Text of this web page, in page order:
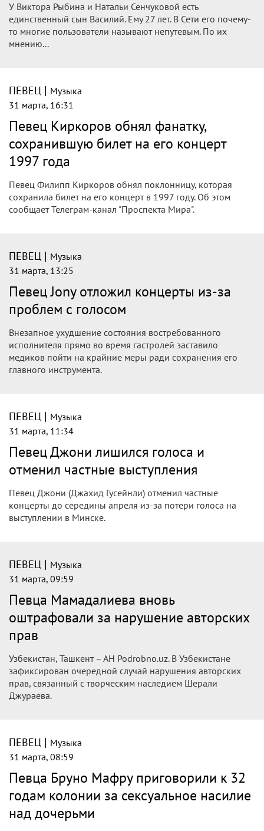
У Виктора Рыбина и Натальи Сенчуковой есть
единственный сын Василий. Ему 27 лет. В Сети его почему-
то многие пользователи называют непутевым. По их
мнению...
ПЕВЕЦ | Музыка
31 марта, 16:31
Певец Киркоров обнял фанатку,
сохранившую билет на его концерт
1997 года
Певец Филипп Киркоров обнял поклонницу, которая
сохранила билет на его концерт в 1997 году. Об этом
сообщает Телеграм-канал "Проспекта Мира".
ПЕВЕЦ | Музыка
31 марта, 13:25
Певец Jony отложил концерты из‑за
проблем с голосом
Внезапное ухудшение состояния востребованного
исполнителя прямо во время гастролей заставило
медиков пойти на крайние меры ради сохранения его
главного инструмента.
ПЕВЕЦ | Музыка
31 марта, 11:34
Певец Джони лишился голоса и
отменил частные выступления
Певец Джони (Джахид Гусейнли) отменил частные
концерты до середины апреля из-за потери голоса на
выступлении в Минске.
ПЕВЕЦ | Музыка
31 марта, 09:59
Певца Мамадалиева вновь
оштрафовали за нарушение авторских
прав
Узбекистан, Ташкент – АН Podrobno.uz. В Узбекистане
зафиксирован очередной случай нарушения авторских
прав, связанный с творческим наследием Шерали
Джураева.
ПЕВЕЦ | Музыка
31 марта, 08:59
Певца Бруно Мафру приговорили к 32
годам колонии за сексуальное насилие
над дочерьми